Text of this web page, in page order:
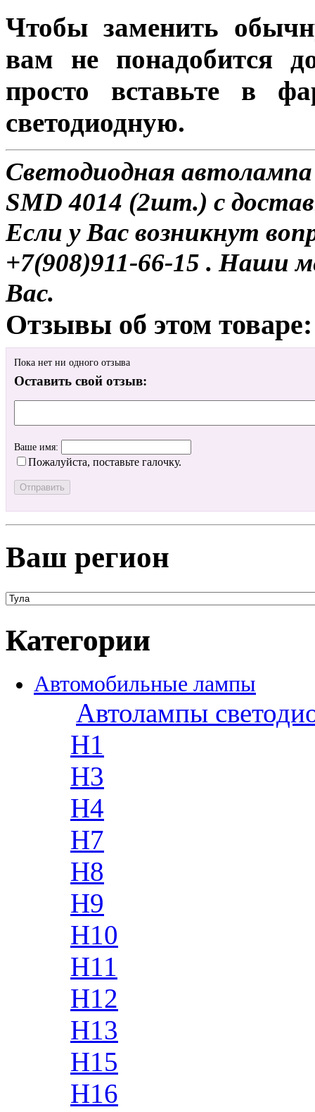
Чтобы заменить
вам не понадобится
просто вставьте в
светодиодную.
Светодиодная автолампа
SMD 4014 (2шт.) с
Если у Вас возникнут
+7(908)911-66-15 . Наши
Вас.
Отзывы об этом товаре:
Пока нет ни одного отзыва
Оставить свой отзыв:
Ваше имя:
Пожалуйста, поставьте галочку.
Ваш регион
Категории
Автомобильные лампы
Автолампы
H1
H3
H4
H7
H8
H9
H10
H11
H12
H13
H15
H16